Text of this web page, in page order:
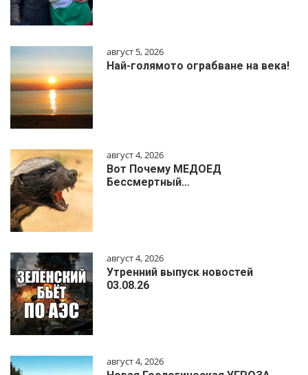
август 5, 2026
Най-голямото ограбване на века!
август 4, 2026
Вот Почему МЕДОЕД
Бессмертный…
август 4, 2026
Утренний выпуск новостей
03.08.26
август 4, 2026